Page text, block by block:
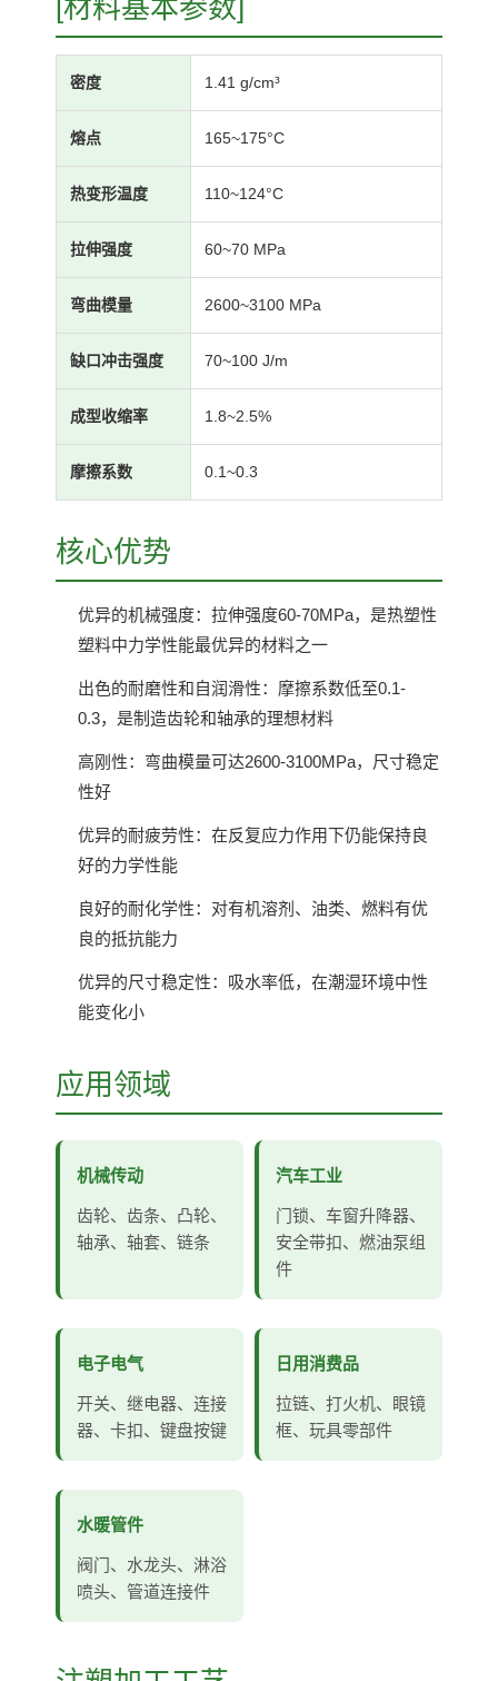
[材料基本参数]
密度 1.41 g/cm³
熔点 165~175°C
热变形温度 110~124°C
拉伸强度 60~70 MPa
弯曲模量 2600~3100 MPa
缺口冲击强度 70~100 J/m
成型收缩率 1.8~2.5%
摩擦系数 0.1~0.3
核心优势
优异的机械强度：拉伸强度60-70MPa，是热塑性
塑料中力学性能最优异的材料之一
出色的耐磨性和自润滑性：摩擦系数低至0.1-
0.3，是制造齿轮和轴承的理想材料
高刚性：弯曲模量可达2600-3100MPa，尺寸稳定
性好
优异的耐疲劳性：在反复应力作用下仍能保持良
好的力学性能
良好的耐化学性：对有机溶剂、油类、燃料有优
良的抵抗能力
优异的尺寸稳定性：吸水率低，在潮湿环境中性
能变化小
应用领域
机械传动
齿轮、齿条、凸轮、
轴承、轴套、链条
汽车工业
门锁、车窗升降器、
安全带扣、燃油泵组
件
电子电气
开关、继电器、连接
器、卡扣、键盘按键
日用消费品
拉链、打火机、眼镜
框、玩具零部件
水暖管件
阀门、水龙头、淋浴
喷头、管道连接件